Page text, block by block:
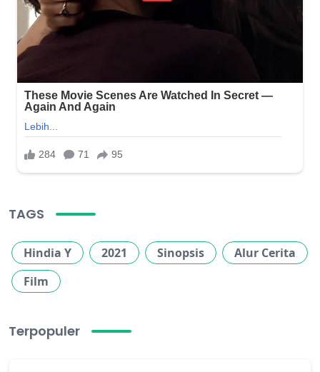
TAGS
Hindia Y 2021 Sinopsis
Alur Cerita
Film
Terpopuler